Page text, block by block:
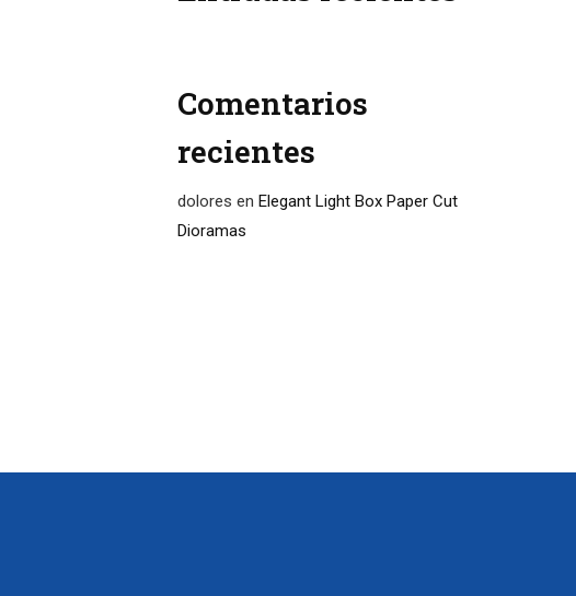
Comentarios
recientes
dolores en Elegant Light Box Paper Cut
Dioramas